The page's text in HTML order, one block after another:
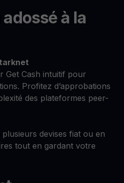
à la
Get Cash intuitif pour
Profitez d’approbations
des plateformes peer-
devises fiat ou en
tout en gardant votre